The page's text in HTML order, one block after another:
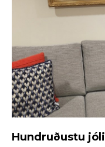
Hundruðustu